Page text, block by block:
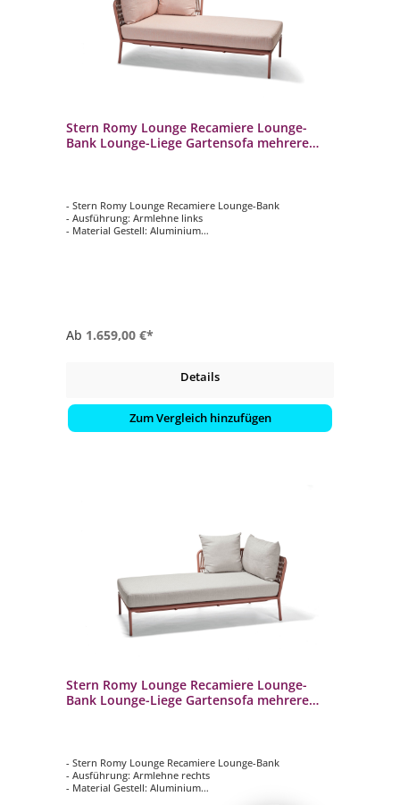
Stern Romy Lounge Recamiere Lounge-
Bank Lounge-Liege Gartensofa mehrere
- Stern Romy Lounge Recamiere Lounge-Bank
- Ausführung: Armlehne links
- Material Gestell: Aluminium
Ab 1.659,00 €*
Details
Zum Vergleich hinzufügen
Stern Romy Lounge Recamiere Lounge-
Bank Lounge-Liege Gartensofa mehrere
- Stern Romy Lounge Recamiere Lounge-Bank
- Ausführung: Armlehne rechts
- Material Gestell: Aluminium